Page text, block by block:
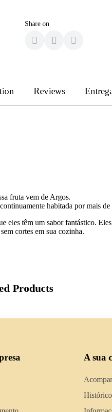
Share on
Reviews
fruta vem de Argos.
habitada por mais
têm um sabor fantástico.
cortes em sua cozinha.
Products
A sua